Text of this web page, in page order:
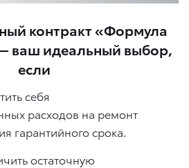
контракт «Формула
ваш идеальный выбор,
если
себя
расходов на ремонт
гарантийного срока.
остаточную